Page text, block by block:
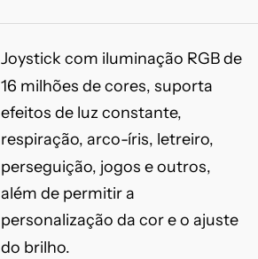
Joystick com iluminação RGB de
16 milhões de cores, suporta
efeitos de luz constante,
respiração, arco-íris, letreiro,
perseguição, jogos e outros,
além de permitir a
personalização da cor e o ajuste
do brilho.